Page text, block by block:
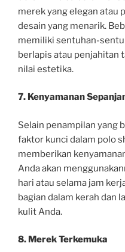
merek yang elegan atau
desain yang menarik.
memiliki sentuhan-
berlapis atau penjahitan
nilai estetika.
7. Kenyamanan
Selain penampilan yang
faktor kunci dalam polo
memberikan
Anda akan
hari atau selama jam
bagian dalam kerah dan
kulit Anda.
8. Merek Terkemuka